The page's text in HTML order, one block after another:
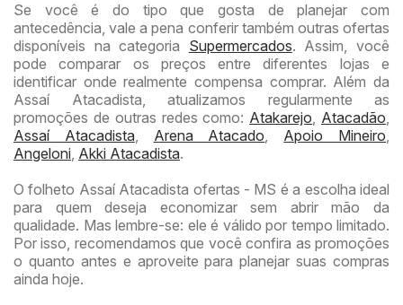
Se você é do tipo que gosta de planejar com
antecedência, vale a pena conferir também outras ofertas
disponíveis na categoria Supermercados. Assim, você
pode comparar os preços entre diferentes lojas e
identificar onde realmente compensa comprar. Além da
Assaí Atacadista, atualizamos regularmente as
promoções de outras redes como: Atakarejo, Atacadão,
Assaí Atacadista, Arena Atacado, Apoio Mineiro,
Angeloni, Akki Atacadista.
O folheto Assaí Atacadista ofertas - MS é a escolha ideal
para quem deseja economizar sem abrir mão da
qualidade. Mas lembre-se: ele é válido por tempo limitado.
Por isso, recomendamos que você confira as promoções
o quanto antes e aproveite para planejar suas compras
ainda hoje.